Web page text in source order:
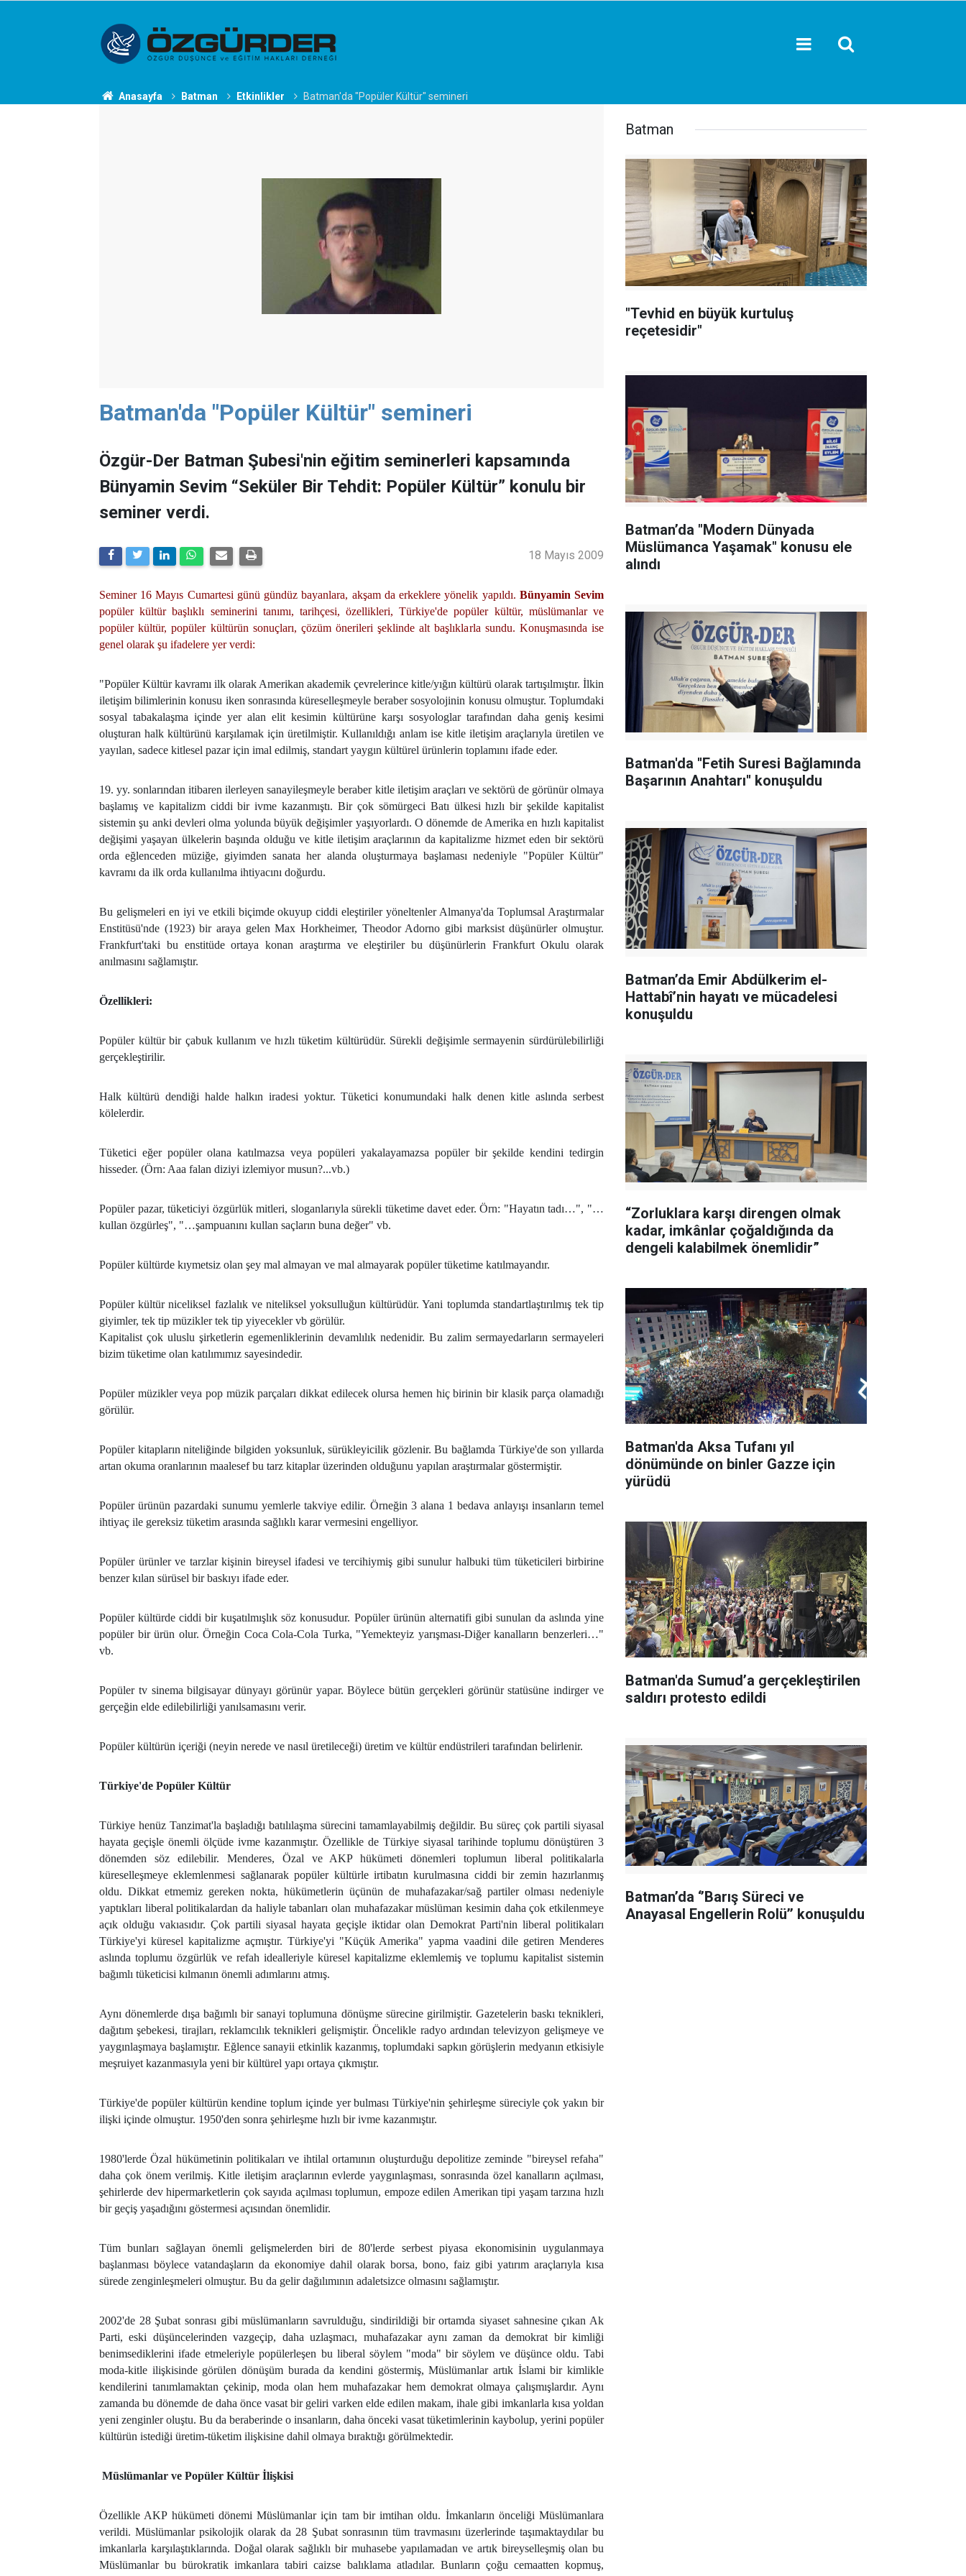
Anasayfa Batman Etkinlikler Batman'da "Popüler Kültür" semineri
Batman'da "Popüler Kültür" semineri
Özgür-Der Batman Şubesi'nin eğitim seminerleri kapsamında
Bünyamin Sevim “Seküler Bir Tehdit: Popüler Kültür” konulu bir
seminer verdi.
18 Mayıs 2009
Seminer 16 Mayıs Cumartesi günü gündüz bayanlara, akşam da erkeklere yönelik yapıldı. Bünyamin Sevim
popüler kültür başlıklı seminerini tanımı, tarihçesi, özellikleri, Türkiye'de popüler kültür, müslümanlar ve
popüler kültür, popüler kültürün sonuçları, çözüm önerileri şeklinde alt başlıklarla sundu. Konuşmasında ise
genel olarak şu ifadelere yer verdi:
"Popüler Kültür kavramı ilk olarak Amerikan akademik çevrelerince kitle/yığın kültürü olarak tartışılmıştır. İlkin
iletişim bilimlerinin konusu iken sonrasında küreselleşmeyle beraber sosyolojinin konusu olmuştur. Toplumdaki
sosyal tabakalaşma içinde yer alan elit kesimin kültürüne karşı sosyologlar tarafından daha geniş kesimi
oluşturan halk kültürünü karşılamak için üretilmiştir. Kullanıldığı anlam ise kitle iletişim araçlarıyla üretilen ve
yayılan, sadece kitlesel pazar için imal edilmiş, standart yaygın kültürel ürünlerin toplamını ifade eder.
19. yy. sonlarından itibaren ilerleyen sanayileşmeyle beraber kitle iletişim araçları ve sektörü de görünür olmaya
başlamış ve kapitalizm ciddi bir ivme kazanmıştı. Bir çok sömürgeci Batı ülkesi hızlı bir şekilde kapitalist
sistemin şu anki devleri olma yolunda büyük değişimler yaşıyorlardı. O dönemde de Amerika en hızlı kapitalist
değişimi yaşayan ülkelerin başında olduğu ve kitle iletişim araçlarının da kapitalizme hizmet eden bir sektörü
orda eğlenceden müziğe, giyimden sanata her alanda oluşturmaya başlaması nedeniyle "Popüler Kültür"
kavramı da ilk orda kullanılma ihtiyacını doğurdu.
Bu gelişmeleri en iyi ve etkili biçimde okuyup ciddi eleştiriler yöneltenler Almanya'da Toplumsal Araştırmalar
Enstitüsü'nde (1923) bir araya gelen Max Horkheimer, Theodor Adorno gibi marksist düşünürler olmuştur.
Frankfurt'taki bu enstitüde ortaya konan araştırma ve eleştiriler bu düşünürlerin Frankfurt Okulu olarak
anılmasını sağlamıştır.
Özellikleri:
Popüler kültür bir çabuk kullanım ve hızlı tüketim kültürüdür. Sürekli değişimle sermayenin sürdürülebilirliği
gerçekleştirilir.
Halk kültürü dendiği halde halkın iradesi yoktur. Tüketici konumundaki halk denen kitle aslında serbest
kölelerdir.
Tüketici eğer popüler olana katılmazsa veya popüleri yakalayamazsa popüler bir şekilde kendini tedirgin
hisseder. (Örn: Aaa falan diziyi izlemiyor musun?...vb.)
Popüler pazar, tüketiciyi özgürlük mitleri, sloganlarıyla sürekli tüketime davet eder. Örn: "Hayatın tadı…", "…
kullan özgürleş", "…şampuanını kullan saçların buna değer" vb.
Popüler kültürde kıymetsiz olan şey mal almayan ve mal almayarak popüler tüketime katılmayandır.
Popüler kültür niceliksel fazlalık ve niteliksel yoksulluğun kültürüdür. Yani toplumda standartlaştırılmış tek tip
giyimler, tek tip müzikler tek tip yiyecekler vb görülür.
Kapitalist çok uluslu şirketlerin egemenliklerinin devamlılık nedenidir. Bu zalim sermayedarların sermayeleri
bizim tüketime olan katılımımız sayesindedir.
Popüler müzikler veya pop müzik parçaları dikkat edilecek olursa hemen hiç birinin bir klasik parça olamadığı
görülür.
Popüler kitapların niteliğinde bilgiden yoksunluk, sürükleyicilik gözlenir. Bu bağlamda Türkiye'de son yıllarda
artan okuma oranlarının maalesef bu tarz kitaplar üzerinden olduğunu yapılan araştırmalar göstermiştir.
Popüler ürünün pazardaki sunumu yemlerle takviye edilir. Örneğin 3 alana 1 bedava anlayışı insanların temel
ihtiyaç ile gereksiz tüketim arasında sağlıklı karar vermesini engelliyor.
Popüler ürünler ve tarzlar kişinin bireysel ifadesi ve tercihiymiş gibi sunulur halbuki tüm tüketicileri birbirine
benzer kılan sürüsel bir baskıyı ifade eder.
Popüler kültürde ciddi bir kuşatılmışlık söz konusudur. Popüler ürünün alternatifi gibi sunulan da aslında yine
popüler bir ürün olur. Örneğin Coca Cola-Cola Turka, "Yemekteyiz yarışması-Diğer kanalların benzerleri…"
vb.
Popüler tv sinema bilgisayar dünyayı görünür yapar. Böylece bütün gerçekleri görünür statüsüne indirger ve
gerçeğin elde edilebilirliği yanılsamasını verir.
Popüler kültürün içeriği (neyin nerede ve nasıl üretileceği) üretim ve kültür endüstrileri tarafından belirlenir.
Türkiye'de Popüler Kültür
Türkiye henüz Tanzimat'la başladığı batılılaşma sürecini tamamlayabilmiş değildir. Bu süreç çok partili siyasal
hayata geçişle önemli ölçüde ivme kazanmıştır. Özellikle de Türkiye siyasal tarihinde toplumu dönüştüren 3
dönemden söz edilebilir. Menderes, Özal ve AKP hükümeti dönemleri toplumun liberal politikalarla
küreselleşmeye eklemlenmesi sağlanarak popüler kültürle irtibatın kurulmasına ciddi bir zemin hazırlanmış
oldu. Dikkat etmemiz gereken nokta, hükümetlerin üçünün de muhafazakar/sağ partiler olması nedeniyle
yaptıkları liberal politikalardan da haliyle tabanları olan muhafazakar müslüman kesimin daha çok etkilenmeye
açık olduğu vakıasıdır. Çok partili siyasal hayata geçişle iktidar olan Demokrat Parti'nin liberal politikaları
Türkiye'yi küresel kapitalizme açmıştır. Türkiye'yi "Küçük Amerika" yapma vaadini dile getiren Menderes
aslında toplumu özgürlük ve refah idealleriyle küresel kapitalizme eklemlemiş ve toplumu kapitalist sistemin
bağımlı tüketicisi kılmanın önemli adımlarını atmış.
Aynı dönemlerde dışa bağımlı bir sanayi toplumuna dönüşme sürecine girilmiştir. Gazetelerin baskı teknikleri,
dağıtım şebekesi, tirajları, reklamcılık teknikleri gelişmiştir. Öncelikle radyo ardından televizyon gelişmeye ve
yaygınlaşmaya başlamıştır. Eğlence sanayii etkinlik kazanmış, toplumdaki sapkın görüşlerin medyanın etkisiyle
meşruiyet kazanmasıyla yeni bir kültürel yapı ortaya çıkmıştır.
Türkiye'de popüler kültürün kendine toplum içinde yer bulması Türkiye'nin şehirleşme süreciyle çok yakın bir
ilişki içinde olmuştur. 1950'den sonra şehirleşme hızlı bir ivme kazanmıştır.
1980'lerde Özal hükümetinin politikaları ve ihtilal ortamının oluşturduğu depolitize zeminde "bireysel refaha"
daha çok önem verilmiş. Kitle iletişim araçlarının evlerde yaygınlaşması, sonrasında özel kanalların açılması,
şehirlerde dev hipermarketlerin çok sayıda açılması toplumun, empoze edilen Amerikan tipi yaşam tarzına hızlı
bir geçiş yaşadığını göstermesi açısından önemlidir.
Tüm bunları sağlayan önemli gelişmelerden biri de 80'lerde serbest piyasa ekonomisinin uygulanmaya
başlanması böylece vatandaşların da ekonomiye dahil olarak borsa, bono, faiz gibi yatırım araçlarıyla kısa
sürede zenginleşmeleri olmuştur. Bu da gelir dağılımının adaletsizce olmasını sağlamıştır.
2002'de 28 Şubat sonrası gibi müslümanların savrulduğu, sindirildiği bir ortamda siyaset sahnesine çıkan Ak
Parti, eski düşüncelerinden vazgeçip, daha uzlaşmacı, muhafazakar aynı zaman da demokrat bir kimliği
benimsediklerini ifade etmeleriyle popülerleşen bu liberal söylem "moda" bir söylem ve düşünce oldu. Tabi
moda-kitle ilişkisinde görülen dönüşüm burada da kendini göstermiş, Müslümanlar artık İslami bir kimlikle
kendilerini tanımlamaktan çekinip, moda olan hem muhafazakar hem demokrat olmaya çalışmışlardır. Aynı
zamanda bu dönemde de daha önce vasat bir geliri varken elde edilen makam, ihale gibi imkanlarla kısa yoldan
yeni zenginler oluştu. Bu da beraberinde o insanların, daha önceki vasat tüketimlerinin kaybolup, yerini popüler
kültürün istediği üretim-tüketim ilişkisine dahil olmaya bıraktığı görülmektedir.
Müslümanlar ve Popüler Kültür İlişkisi
Özellikle AKP hükümeti dönemi Müslümanlar için tam bir imtihan oldu. İmkanların önceliği Müslümanlara
verildi. Müslümanlar psikolojik olarak da 28 Şubat sonrasının tüm travmasını üzerlerinde taşımaktaydılar bu
imkanlarla karşılaştıklarında. Doğal olarak sağlıklı bir muhasebe yapılamadan ve artık bireyselleşmiş olan bu
Müslümanlar bu bürokratik imkanlara tabiri caizse balıklama atladılar. Bunların çoğu cemaatten kopmuş,
Batman
"Tevhid en büyük kurtuluş
reçetesidir"
Batman’da "Modern Dünyada
Müslümanca Yaşamak" konusu ele
alındı
Batman'da ''Fetih Suresi Bağlamında
Başarının Anahtarı'' konuşuldu
Batman’da Emir Abdülkerim el-
Hattabî’nin hayatı ve mücadelesi
konuşuldu
“Zorluklara karşı direngen olmak
kadar, imkânlar çoğaldığında da
dengeli kalabilmek önemlidir”
Batman'da Aksa Tufanı yıl
dönümünde on binler Gazze için
yürüdü
Batman'da Sumud’a gerçekleştirilen
saldırı protesto edildi
Batman’da ‘’Barış Süreci ve
Anayasal Engellerin Rolü’’ konuşuldu